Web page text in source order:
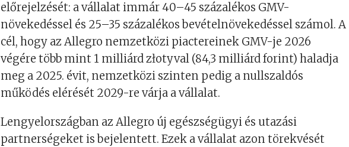
előrejelzését: a vállalat immár 40–45 százalékos GMV-
növekedéssel és 25–35 százalékos bevételnövekedéssel számol. A
cél, hogy az Allegro nemzetközi piactereinek GMV-je 2026
végére több mint 1 milliárd złotyval (84,3 milliárd forint) haladja
meg a 2025. évit, nemzetközi szinten pedig a nullszaldós
működés elérését 2029-re várja a vállalat.
Lengyelországban az Allegro új egészségügyi és utazási
partnerségeket is bejelentett. Ezek a vállalat azon törekvését